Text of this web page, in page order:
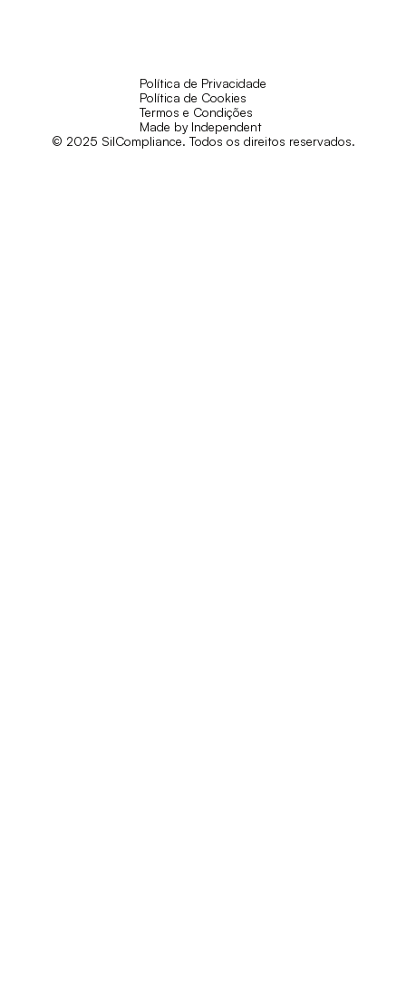
© 2025 SilCompliance. Todos os direitos reservados.
Política de Privacidade
Política de Cookies
Termos e Condições
Made by Independent